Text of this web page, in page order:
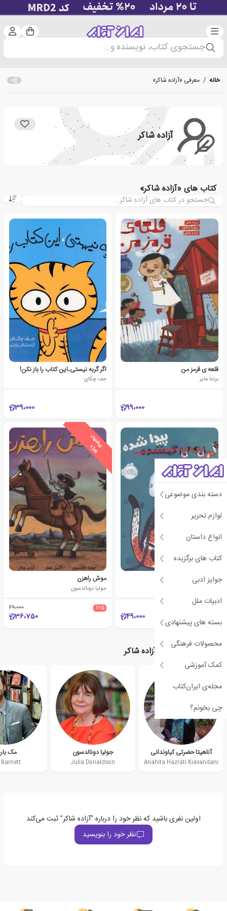
دسته‌بندی سبد
جستجوی کتاب، نویسنده و...
دسته بندی موضوعی
لوازم تحریر
انواع داستان
کتاب های برگزیده
جوایز ادبی
ادبیات ملل
بسته های پیشنهادی
محصولات فرهنگی
کمک آموزشی
مجله‌ی ایران‌کتاب
چی بخونم؟
خانه / معرفی «آزاده شاکر»
آزاده شاکر
کتاب های «آزاده شاکر»
قلعه ی قرمز من
برندا مایر
99،000
اگر گربه نیستی،این کتاب را باز نکن!
جف چکای
39،000
گربه ی گمشده پیدا شده!
49،000
پ
ی
ش
ن
ه
ا
د
و
ی
ژ
ه
موش راهزن
جولیا دونالدسون
٪25 49،000
36،750
نویسندگان مرتبط با آزاده شاکر
آناهیتا حضرتی کیاوندانی
Anahita Hazrati Kiavandani
جولیا دونالدسون
Julia Donaldson
مک
اولین نفری باشید که نظر خود را درباره "آزاده شاکر" ثبت می‌کند
نظر خود را بنویسید